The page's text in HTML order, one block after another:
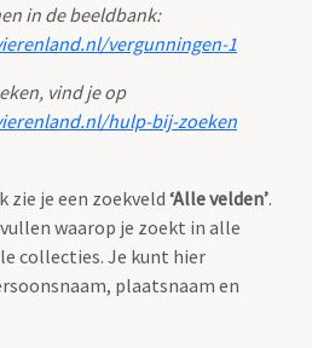
in de beeldbank:
vergunningen-1
vind je op
hulp-bij-zoeken
zie je een zoekveld ‘Alle velden’.
waarop je zoekt in alle
collecties. Je kunt hier
plaatsnaam en